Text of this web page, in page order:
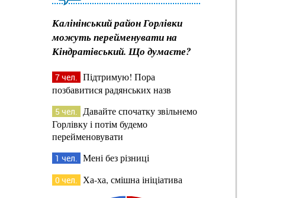
Калінінський район Горлівки
можуть перейменувати на
Кіндратівський. Що думаєте?
7 чел. Підтримую! Пора
позбавитися радянських назв
5 чел. Давайте спочатку звільнемо
Горлівку і потім будемо
перейменовувати
1 чел. Мені без різниці
0 чел. Ха-ха, смішна ініціатива